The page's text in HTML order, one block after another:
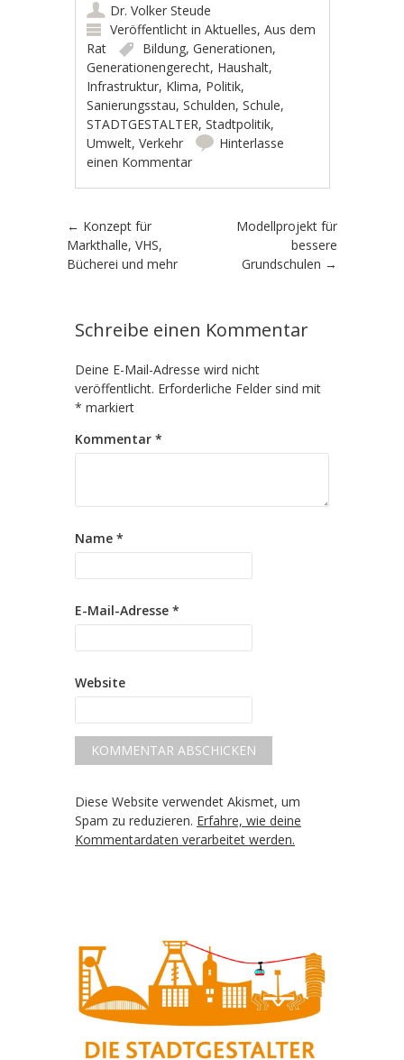
Dr. Volker Steude
Veröffentlicht inAktuelles,Aus dem
Rat
Bildung,Generationen,
Generationengerecht, Haushalt,
Infrastruktur, Klima, Politik,
Sanierungsstau,Schulden,Schule,
STADTGESTALTER,Stadtpolitik,
Umwelt,Verkehr
Hinterlasse
einen Kommentar
Artikel-Navigation
← Konzept für
Markthalle, VHS,
Bücherei und mehr
Modellprojekt für
bessere
Grundschulen →
Schreibe einen Kommentar
Deine E-Mail-Adresse wird nicht
veröffentlicht. Erforderliche Felder sind mit
* markiert
Kommentar *
Name *
E-Mail-Adresse *
Website
Diese Website verwendet Akismet, um
Spam zu reduzieren. Erfahre, wie deine
Kommentardaten verarbeitet werden.